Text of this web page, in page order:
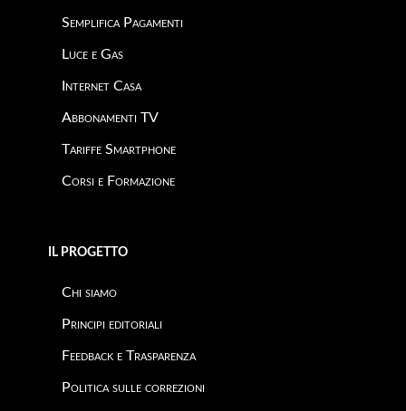
Semplifica Pagamenti
Luce e Gas
Internet Casa
Abbonamenti TV
Tariffe Smartphone
Corsi e Formazione
IL PROGETTO
Chi siamo
Principi editoriali
Feedback e Trasparenza
Politica sulle correzioni